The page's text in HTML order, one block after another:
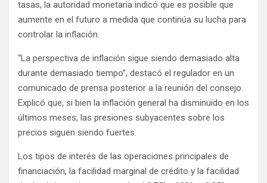
tasas, la autoridad monetaria indicó que es posible que
aumente en el futuro a medida que continúa su lucha para
controlar la inflación.
“La perspectiva de inflación sigue siendo demasiado alta
durante demasiado tiempo”, destacó el regulador en un
comunicado de prensa posterior a la reunión del consejo.
Explicó que, si bien la inflación general ha disminuido en los
últimos meses, las presiones subyacentes sobre los
precios siguen siendo fuertes.
Los tipos de interés de las operaciones principales de
financiación, la facilidad marginal de crédito y la facilidad